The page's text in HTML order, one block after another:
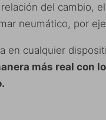
del cambio,
neumático, por
en cualquier
más real con